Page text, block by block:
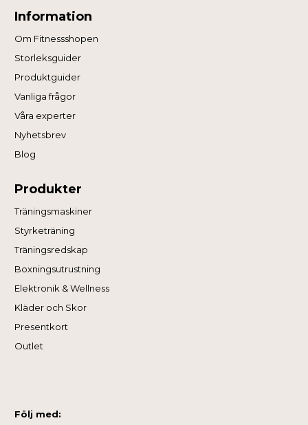
Information
Om Fitnessshopen
Storleksguider
Produktguider
Vanliga frågor
Våra experter
Nyhetsbrev
Blog
Produkter
Träningsmaskiner
Styrketräning
Träningsredskap
Boxningsutrustning
Elektronik & Wellness
Kläder och Skor
Presentkort
Outlet
Följ med: